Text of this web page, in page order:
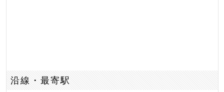
沿線・最寄駅